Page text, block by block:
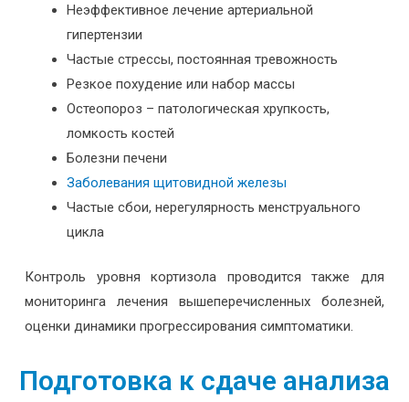
Неэффективное лечение артериальной
гипертензии
Частые стрессы, постоянная тревожность
Резкое похудение или набор массы
Остеопороз – патологическая хрупкость,
ломкость костей
Болезни печени
Заболевания щитовидной железы
Частые сбои, нерегулярность менструального
цикла
Контроль уровня кортизола проводится также для
мониторинга лечения вышеперечисленных болезней,
оценки динамики прогрессирования симптоматики.
Подготовка к сдаче анализа